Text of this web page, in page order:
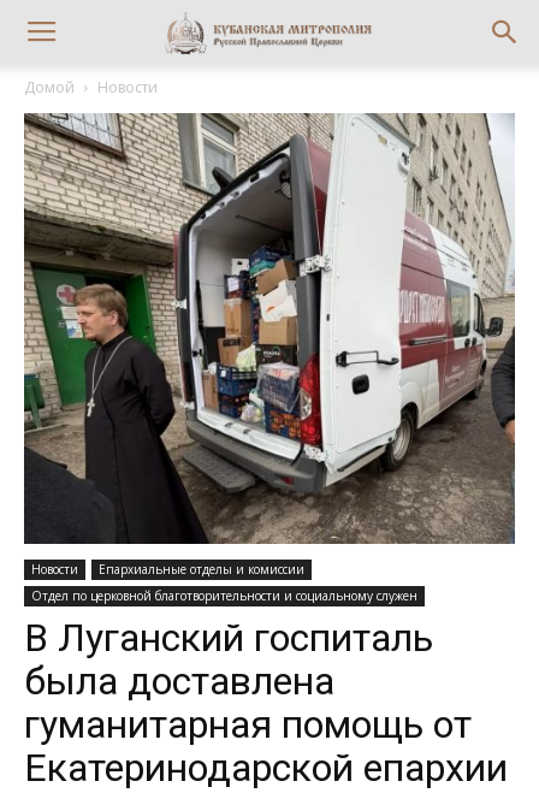
Домой Новости
Новости
Епархиальные отделы и комиссии
Отдел по церковной благотворительности и социальному служен
В Луганский госпиталь
была доставлена
гуманитарная помощь от
Екатеринодарской епархии